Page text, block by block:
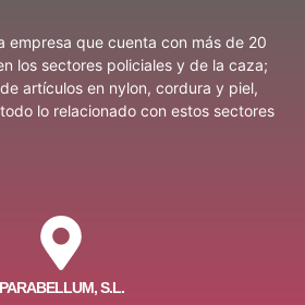
empresa que cuenta con más de 20
los sectores policiales y de la caza;
artículos en nylon, cordura y piel,
lo relacionado con estos sectores
PARABELLUM, S.L.